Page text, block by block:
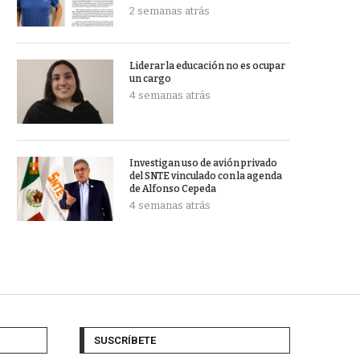
2 semanas atrás
Liderar la educación no es ocupar
un cargo
4 semanas atrás
Investigan uso de avión privado
del SNTE vinculado con la agenda
de Alfonso Cepeda
4 semanas atrás
SUSCRÍBETE